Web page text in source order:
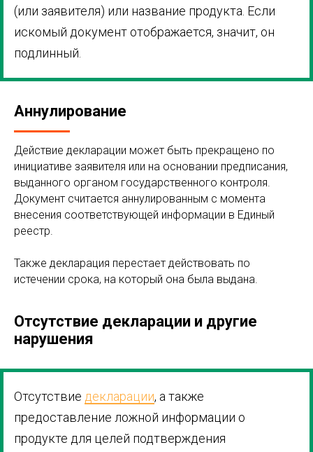
(или заявителя) или название продукта. Если
искомый документ отображается, значит, он
подлинный.
Аннулирование
Действие декларации может быть прекращено по
инициативе заявителя или на основании предписания,
выданного органом государственного контроля.
Документ считается аннулированным с момента
внесения соответствующей информации в Единый
реестр.
Также декларация перестает действовать по
истечении срока, на который она была выдана.
Отсутствие декларации и другие
нарушения
Отсутствие декларации, а также
предоставление ложной информации о
продукте для целей подтверждения